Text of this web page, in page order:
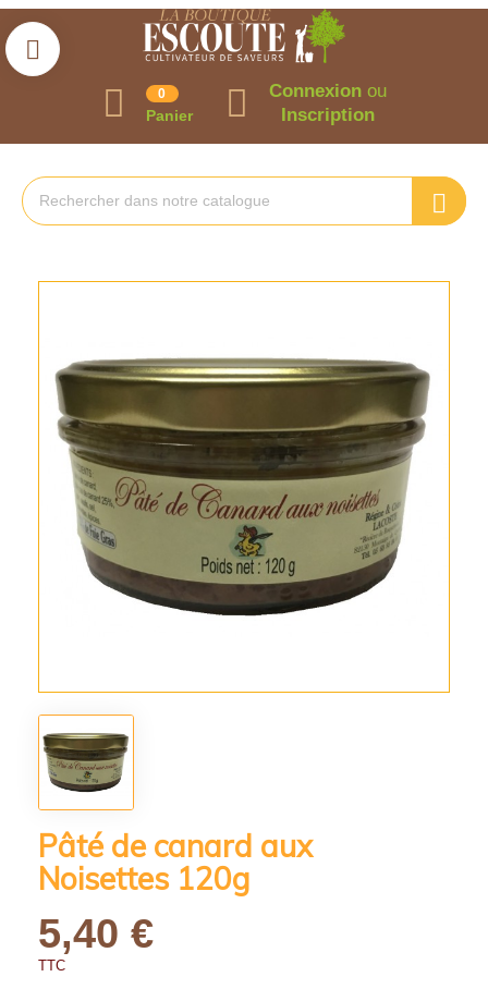
0
Panier
Connexion ou
Inscription
Pâté de canard aux
Noisettes 120g
5,40 €
TTC